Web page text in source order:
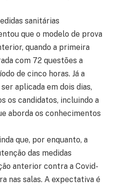
sanitárias
que o modelo de prova
quando a primeira
com 72 questões a
de cinco horas. Já a
aplicada em dois dias,
os candidatos, incluindo a
aborda os conhecimentos
que, por enquanto, a
das medidas
anterior contra a Covid-
nas salas. A expectativa é